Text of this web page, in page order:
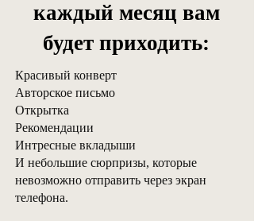
каждый месяц вам
будет приходить:
Красивый конверт
Авторское письмо
Открытка
Рекомендации
Интресные вкладыши
И небольшие сюрпризы, которые
невозможно отправить через экран
телефона.